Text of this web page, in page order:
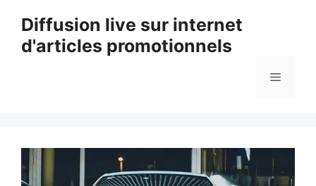
contenu
Diffusion live sur internet
d'articles promotionnels
Menu